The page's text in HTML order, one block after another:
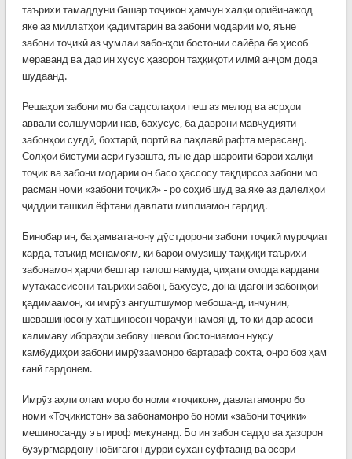
таърихи тамаддуни башар тоҷикон ҳамчун халқи ориёинажод
яке аз миллатҳои қадимтарин ва забони модарии мо, яъне
забони тоҷикӣ аз ҷумлаи забонҳои бостонии сайёра ба ҳисоб
мераванд ва дар ин хусус ҳазорон таҳқиқоти илмӣ анҷом дода
шудаанд.
Решаҳои забони мо ба садсолаҳои пеш аз мелод ва асрҳои
аввали солшумории нав, бахусус, ба даврони мавҷудияти
забонҳои суғдӣ, бохтарӣ, портӣ ва паҳлавӣ рафта мерасанд.
Солҳои бистуми асри гузашта, яъне дар шароити барои халқи
тоҷик ва забони модарии он басо ҳассосу тақдирсоз забони мо
расман номи «забони тоҷикӣ» - ро соҳиб шуд ва яке аз далелҳои
ҷиддии ташкил ёфтани давлати миллиамон гардид.
Бинобар ин, ба ҳамватанону дӯстдорони забони тоҷикӣ муроҷиат
карда, таъкид менамоям, ки барои омӯзишу таҳқиқи таърихи
забонамон ҳарчи бештар талош намуда, ҷиҳати омода кардани
мутахассисони таърихи забон, бахусус, донандагони забонҳои
қадимаамон, ки имрӯз ангуштшумор мебошанд, инчунин,
шевашиносону хатшиносон чораҷӯӣ намоянд, то ки дар асоси
калимаву ибораҳои зебову шевои бостониамон нуқсу
камбудиҳои забони имрӯзаамонро бартараф сохта, онро боз ҳам
ғанӣ гардонем.
Имрӯз аҳли олам моро бо номи «тоҷикон», давлатамонро бо
номи «Тоҷикистон» ва забонамонро бо номи «забони тоҷикӣ»
мешиносанду эътироф мекунанд. Бо ин забон садҳо ва ҳазорон
бузургмардону нобиғагон дурри сухан суфтаанд ва осори